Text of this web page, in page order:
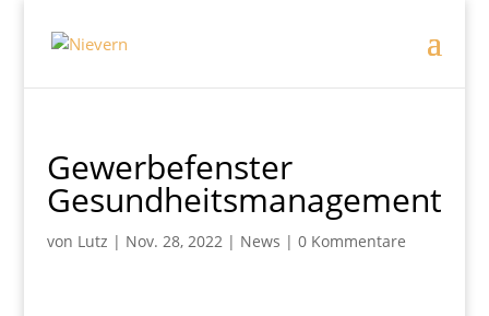
Gewerbefenster
Gesundheitsmanagement
von Lutz | Nov. 28, 2022| News | 0 Kommentare